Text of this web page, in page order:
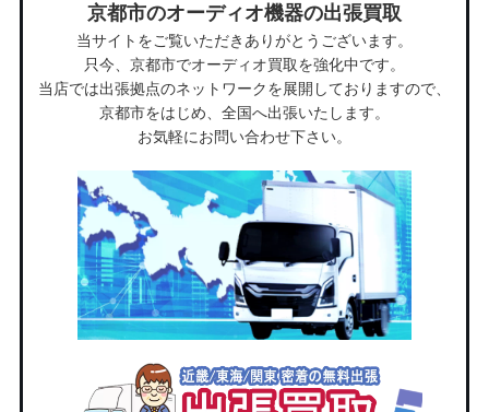
京都市のオーディオ機器の出張買取
当サイトをご覧いただきありがとうございます。
只今、京都市でオーディオ買取を強化中です。
当店では出張拠点のネットワークを展開しておりますので、
京都市をはじめ、全国へ出張いたします。
お気軽にお問い合わせ下さい。